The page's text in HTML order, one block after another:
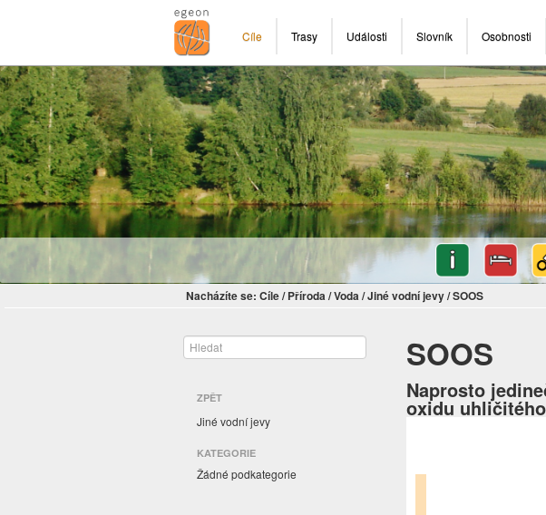
Cíle Trasy Události Slovník Osobnosti
Nacházíte se: Cíle/ Příroda/Voda/Jiné vodní jevy/SOOS
ZPĚT
Jiné vodní jevy
KATEGORIE
Žádné podkategorie
SOOS
Naprosto
oxidu